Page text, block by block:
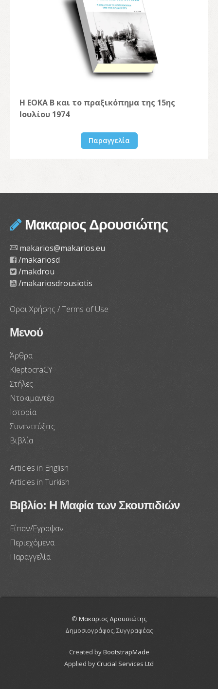
Η ΕΟΚΑ Β και το πραξικόπημα της 15ης
Ιουλίου 1974
Παραγγελία
Μακαριος Δρουσιώτης
makarios@makarios.eu
/makariosd
/makdrou
/makariosdrousiotis
Όροι Χρήσης / Terms of Use
Μενού
Άρθρα
KleptocraCY
Στήλες
Ντοκιμαντέρ
Ιστορία
Συνεντεύξεις
Βιβλία
Articles in English
Articles in Turkish
Βιβλίο: Η Μαφία των Σκουπιδιών
Είπαν/Έγραψαν
Περιεχόμενα
Παραγγελία
© Μακαριος Δρουσιώτης
Δημοσιογράφος, Συγγραφέας
Created byBootstrapMade
Applied by Crucial Services Ltd